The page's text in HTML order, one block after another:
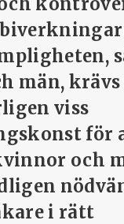
män, krävs
viss
för
och
i rätt